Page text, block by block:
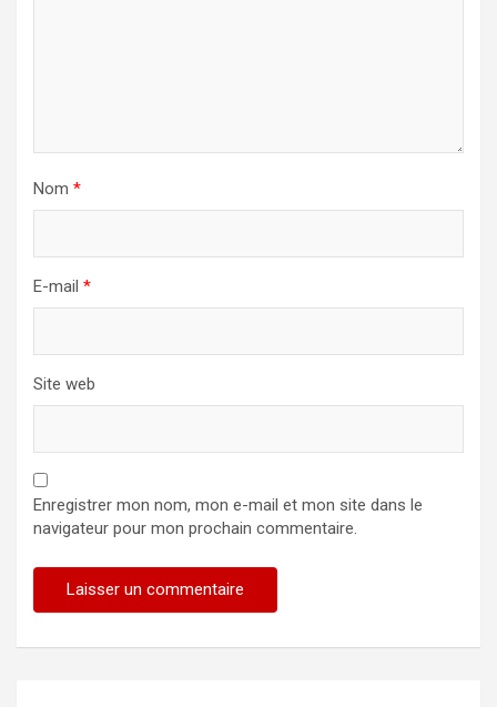
Nom *
E-mail *
Site web
Enregistrer mon nom, mon e-mail et mon site dans le
navigateur pour mon prochain commentaire.